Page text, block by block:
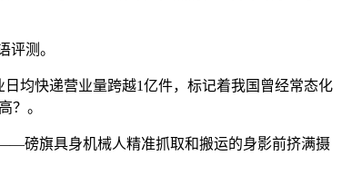
测。
均快递营业量跨越1亿件，标记着我国曾经常态化
？。
磅旗具身机械人精准抓取和搬运的身影前挤满摄